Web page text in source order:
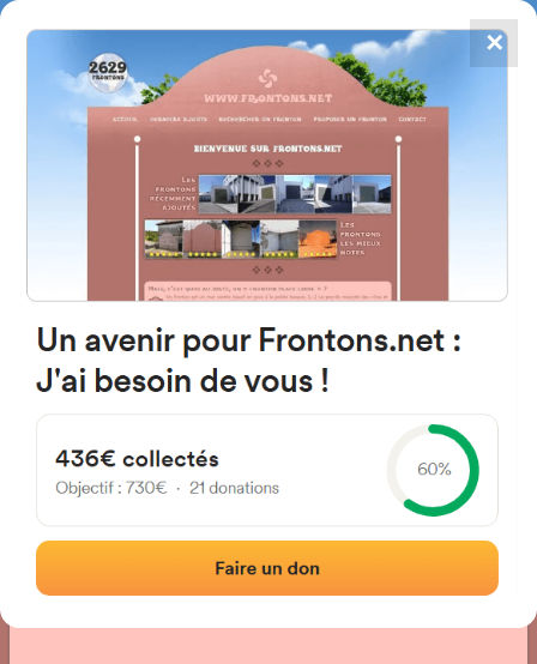
FRONTONS.NET
RECHERCHER UN FRONTON
PROPOSER UN FRONTON
4867
frontons
40230 Josse, France
Photos Commentaires et avis
✕